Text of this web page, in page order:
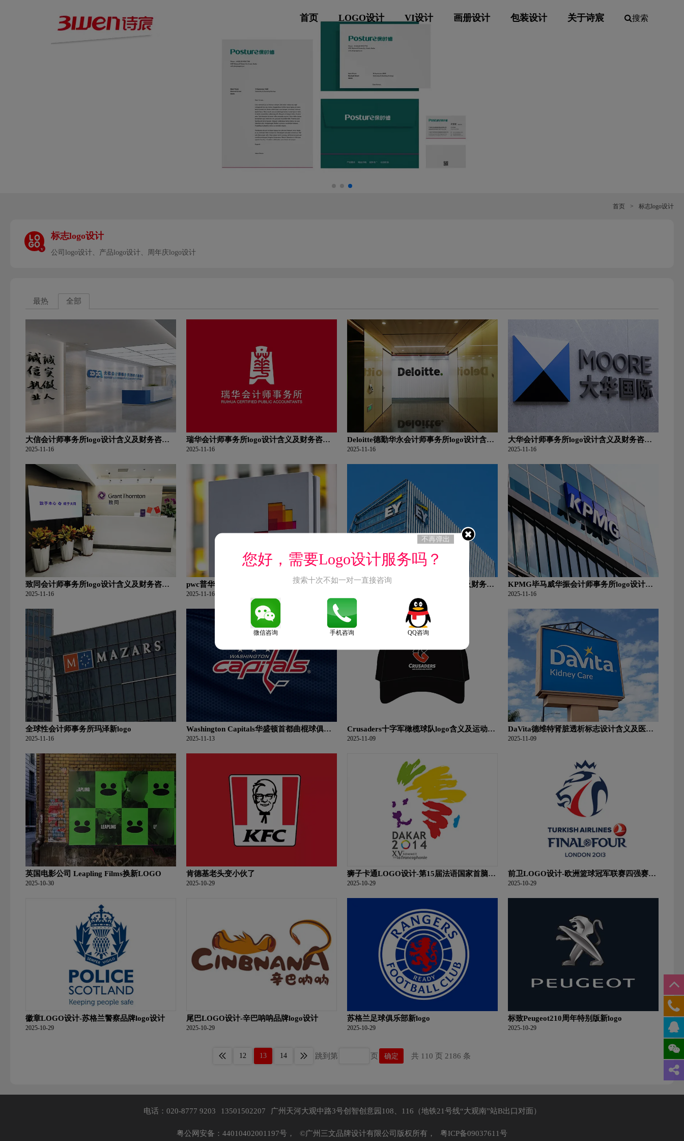
首页 LOGO设计 VI设计 画册设计 包装设计 关于诗宸 搜索
首页 > 标志logo设计
v
标志logo设计
公司logo设计、产品logo设计、周年庆logo设计
最热 全部
大信会计师事务所logo设计含义及财务咨询
公司品牌理念
2025-11-16
瑞华会计师事务所logo设计含义及财务咨询
公司品牌理念
2025-11-16
Deloitte德勤华永会计师事务所logo设计含义
及财务咨询公司品牌理念
2025-11-16
大华会计师事务所logo设计含义及财务咨询
公司品牌理念
2025-11-16
致同会计师事务所logo设计含义及财务咨询
公司品牌理念
2025-11-16
pwc普华永道会计师事务所logo设计含义及财
务咨询公司品牌理念
2025-11-16
EY安永会计师事务所logo设计含义及财务咨
KPMG毕马威华振会计师事务所logo设计含
义及财务咨询公司品牌理念
2025-11-16
全球性会计师事务所玛泽新logo
2025-11-16
Washington Capitals华盛顿首都曲棍球俱乐
部logo含义及冰上曲棍球品牌理念
2025-11-13
Crusaders十字军橄榄球队logo含义及运动队
品牌理念
2025-11-09
DaVita德维特肾脏透析标志设计含义及医疗
服务品牌设计理念
2025-11-09
英国电影公司 Leapling Films换新LOGO
2025-10-30
肯德基老头变小伙了
2025-10-29
狮子卡通LOGO设计-第15届法语国家首脑峰
会品牌logo设计
2025-10-29
前卫LOGO设计-欧洲篮球冠军联赛四强赛品
牌logo设计
2025-10-29
徽章LOGO设计-苏格兰警察品牌logo设计
2025-10-29
尾巴LOGO设计-辛巴呐呐品牌logo设计
2025-10-29
苏格兰足球俱乐部新logo
2025-10-29
标致Peugeot210周年特别版新logo
2025-10-29
12 13 14 跳到第 页 确定 共 110 页 2186 条
电话：020-8777 9203 13501502207 广州天河大观中路3号创智创意园108、116（地铁21号线“大观南”站B出口对面）
粤公网安备：44010402001197号， ©广州三文品牌设计有限公司版权所有， 粤ICP备09037611号
不再弹出
您好，需要Logo设计服务吗？
搜索十次不如一对一直接咨询
微信咨询 手机咨询 QQ咨询